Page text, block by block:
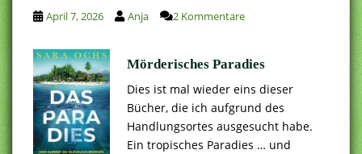
April 7, 2026 Anja 2 Kommentare
Mörderisches Paradies
Dies ist mal wieder eins dieser
Bücher, die ich aufgrund des
Handlungsortes ausgesucht habe.
Ein tropisches Paradies … und